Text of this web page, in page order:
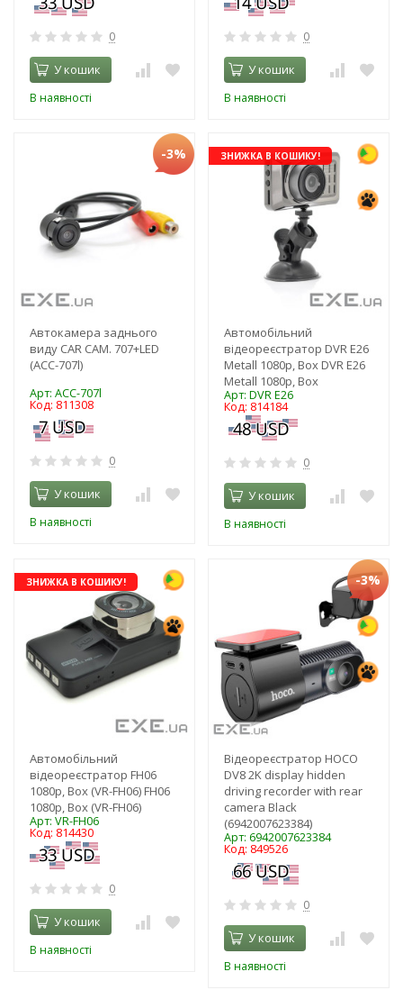
0
У кошик
В наявності
0
У кошик
В наявності
-3%
Автокамера заднього
виду CAR CAM. 707+LED
(ACC-707l)
Арт: ACC-707l
Код: 811308
0
У кошик
В наявності
ЗНИЖКА В КОШИКУ!
Автомобільний
відеореєстратор DVR E26
Metall 1080p, Box DVR E26
Metall 1080p, Box
Арт: DVR E26
Код: 814184
0
У кошик
В наявності
ЗНИЖКА В КОШИКУ!
Автомобільний
відеореєстратор FH06
1080p, Box (VR-FH06) FH06
1080p, Box (VR-FH06)
Арт: VR-FH06
Код: 814430
0
У кошик
В наявності
-3%
Відеореєстратор HOCO
DV8 2K display hidden
driving recorder with rear
camera Black
(6942007623384)
Арт: 6942007623384
Код: 849526
0
У кошик
В наявності